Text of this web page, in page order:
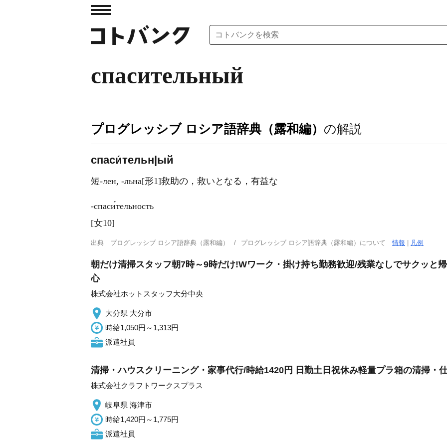
спасительный
プログレッシブ ロシア語辞典（露和編） の解説
спаси́тельн|ый
短-лен, -льна[形1]救助の，救いとなる，有益な
‐спаси́тельность
[女10]
出典 プログレッシブ ロシア語辞典（露和編） プログレッシブ ロシア語辞典（露和編）について情報 凡例
朝だけ清掃スタッフ朝7時～9時だけ!Wワーク・掛け持ち勤務歓迎/残業なしでサクッと
心
株式会社ホットスタッフ大分中央
大分県 大分市
時給1,050円～1,313円
派遣社員
清掃・ハウスクリーニング・家事代行/時給1420円 日勤土日祝休み軽量プラ箱の清掃・
株式会社クラフトワークスプラス
岐阜県 海津市
時給1,420円～1,775円
派遣社員